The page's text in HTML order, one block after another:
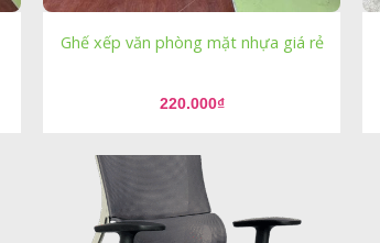
Ghế xếp văn phòng mặt nhựa giá rẻ
220.000₫